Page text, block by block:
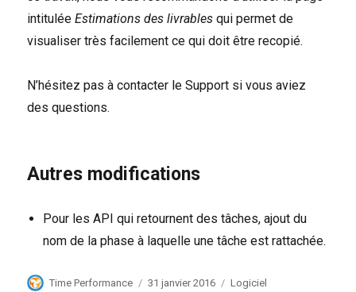
intituléeEstimations des livrables qui permet de
visualiser très facilement ce qui doit être recopié.
N’hésitez pas à contacter le Support si vous aviez
des questions.
Autres modifications
Pour les API qui retournent des tâches, ajout du
nom de la phase à laquelle une tâche est rattachée.
Auteur
Time Performance
Publié
31 janvier 2016 Catégories
Logiciel